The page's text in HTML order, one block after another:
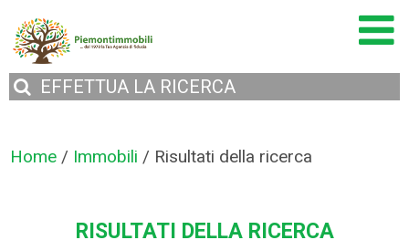
EFFETTUA LA RICERCA
Home / Immobili / Risultati della ricerca
RISULTATI DELLA RICERCA